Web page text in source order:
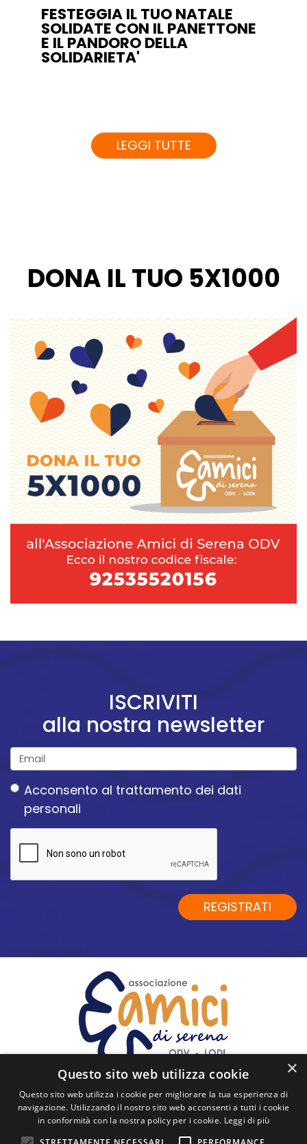
FESTEGGIA IL TUO NATALE
SOLIDATE CON IL PANETTONE
E IL PANDORO DELLA
SOLIDARIETA'
LEGGI TUTTE
DONA IL TUO 5X1000
ISCRIVITI
alla nostra newsletter
*
Acconsento al trattamento dei dati
personali
Acconsento
trattamento
dei
dati
personali
REGISTRATI
SEGUICI
Via Cavour, 60 - 26900 Lodi
×
Questo sito web utilizza cookie
Questo sito web utilizza i cookie per migliorare la tua esperienza di
navigazione. Utilizzando il nostro sito web acconsenti a tutti i cookie
in conformità con la nostra policy per i cookie. Leggi di più